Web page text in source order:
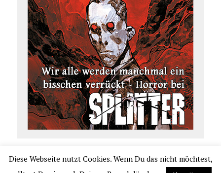
Diese Webseite nutzt Cookies. Wenn Du das nicht möchtest,